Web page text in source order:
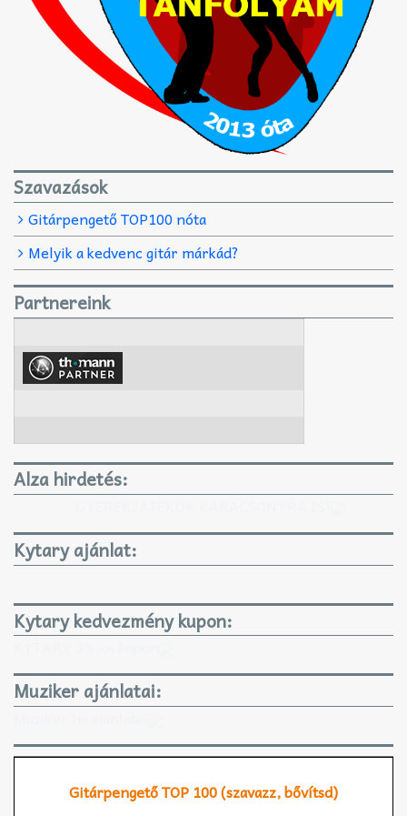
Szavazások
Gitárpengető TOP100 nóta
Melyik a kedvenc gitár márkád?
Partnereink
Alza hirdetés:
Kytary ajánlat:
Kytary kedvezmény kupon:
Muziker ajánlatai:
Gitárpengető TOP 100 (szavazz, bővítsd)